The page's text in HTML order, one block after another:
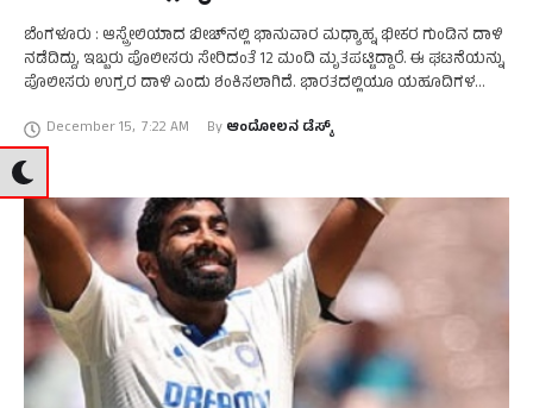
ಬೆಂಗಳೂರು : ಆಸ್ಪ್ರೇಲಿಯಾದ ಬೀಚ್‌ನಲ್ಲಿ ಭಾನುವಾರ ಮಧ್ಯಾಹ್ನ ಭೀಕರ ಗುಂಡಿನ ದಾಳಿ
ನಡೆದಿದ್ದು, ಇಬ್ಬರು ಪೊಲೀಸರು ಸೇರಿದಂತೆ 12 ಮಂದಿ ಮೃತಪಟ್ಟಿದ್ದಾರೆ. ಈ ಘಟನೆಯನ್ನು
ಪೊಲೀಸರು ಉಗ್ರರ ದಾಳಿ ಎಂದು ಶಂಕಿಸಲಾಗಿದೆ. ಭಾರತದಲ್ಲಿಯೂ ಯಹೂದಿಗಳ
December 15, 7:22 AM By ಆಂದೋಲನ ಡೆಸ್ಕ್